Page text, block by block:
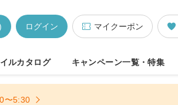
マイクーポン
ログイン
ルカタログ キャンペーン一覧・特集
〜5:30